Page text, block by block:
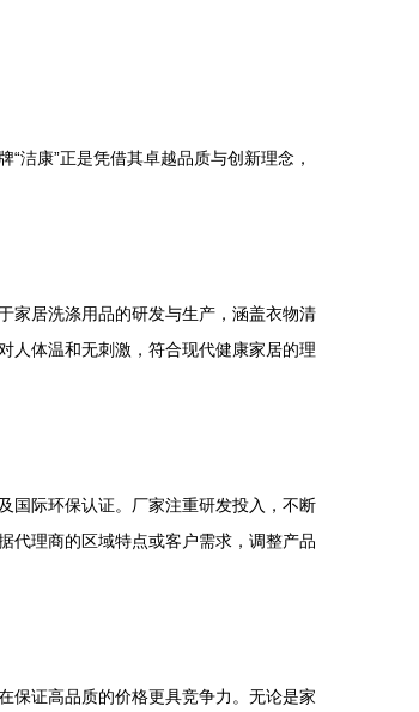
洁康”正是凭借其卓越品质与创新理念，
家居洗涤用品的研发与生产，涵盖衣物清
人体温和无刺激，符合现代健康家居的理
国际环保认证。厂家注重研发投入，不断
代理商的区域特点或客户需求，调整产品
保证高品质的价格更具竞争力。无论是家